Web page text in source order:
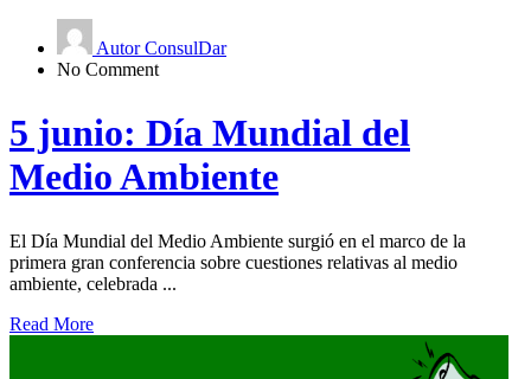
Autor ConsulDar
No Comment
5 junio: Día Mundial del
Medio Ambiente
El Día Mundial del Medio Ambiente surgió en el marco de la
primera gran conferencia sobre cuestiones relativas al medio
ambiente, celebrada ...
Read More